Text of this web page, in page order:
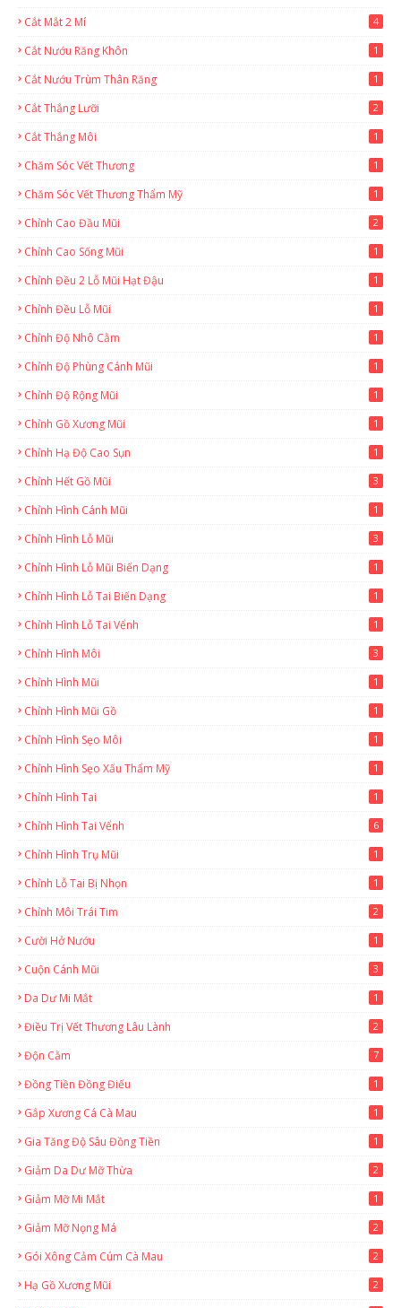
Cắt Mắt 2 Mí
4
Cắt Nướu Răng Khôn 1
Cắt Nướu Trùm Thân Răng 1
Cắt Thắng Lưỡi 2
Cắt Thắng Môi 1
Chăm Sóc Vết Thương 1
Chăm Sóc Vết Thương Thẩm Mỹ 1
Chỉnh Cao Đầu Mũi 2
Chỉnh Cao Sống Mũi 1
Chỉnh Đều 2 Lỗ Mũi Hạt Đậu 1
Chỉnh Đều Lỗ Mũi 1
Chỉnh Độ Nhô Cằm 1
Chỉnh Độ Phùng Cánh Mũi 1
Chỉnh Độ Rộng Mũi 1
Chỉnh Gồ Xương Mũi 1
Chỉnh Hạ Độ Cao Sụn 1
Chỉnh Hết Gồ Mũi 3
Chỉnh Hình Cánh Mũi 1
Chỉnh Hình Lỗ Mũi 3
Chỉnh Hình Lỗ Mũi Biến Dạng 1
Chỉnh Hình Lỗ Tai Biến Dạng 1
Chỉnh Hình Lỗ Tai Vểnh 1
Chỉnh Hình Môi 3
Chỉnh Hình Mũi 1
Chỉnh Hình Mũi Gồ 1
Chỉnh Hình Sẹo Môi 1
Chỉnh Hình Sẹo Xấu Thẩm Mỹ 1
Chỉnh Hình Tai 1
Chỉnh Hình Tai Vểnh 6
Chỉnh Hình Trụ Mũi 1
Chỉnh Lỗ Tai Bị Nhọn 1
Chỉnh Môi Trái Tim 2
Cười Hở Nướu 1
Cuộn Cánh Mũi 3
Da Dư Mi Mắt 1
Điều Trị Vết Thương Lâu Lành 2
Độn Cằm 7
Đồng Tiền Đồng Điếu 1
Gắp Xương Cá Cà Mau 1
Gia Tăng Độ Sâu Đồng Tiền 1
Giảm Da Dư Mỡ Thừa 2
Giảm Mỡ Mi Mắt 1
Giảm Mỡ Nọng Má 2
Gói Xông Cảm Cúm Cà Mau 2
Hạ Gồ Xương Mũi 2